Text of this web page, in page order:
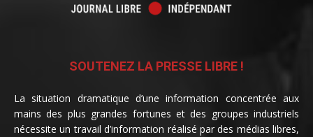
SOUTENEZ LA PRESSE LIBRE !
La situation dramatique d’une information concentrée aux
mains des plus grandes fortunes et des groupes industriels
nécessite un travail d’information réalisé par des médias libres,